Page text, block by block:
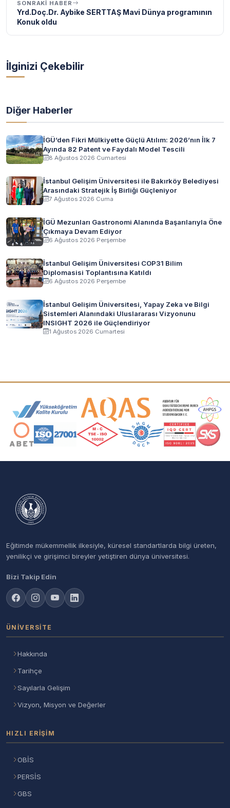
SONRAKI HABER
Yrd.Doç.Dr. Aybike SERTTAŞ Mavi Dünya programının
Konuk oldu
İlginizi Çekebilir
Diğer Haberler
İGÜ’den Fikri Mülkiyette Güçlü Atılım: 2026’nın İlk 7
Ayında 82 Patent ve Faydalı Model Tescili
8 Ağustos 2026 Cumartesi
İstanbul Gelişim Üniversitesi ile Bakırköy Belediyesi
Arasındaki Stratejik İş Birliği Güçleniyor
7 Ağustos 2026 Cuma
İGÜ Mezunları Gastronomi Alanında Başarılarıyla Öne
Çıkmaya Devam Ediyor
6 Ağustos 2026 Perşembe
İstanbul Gelişim Üniversitesi COP31 Bilim
Diplomasisi Toplantısına Katıldı
6 Ağustos 2026 Perşembe
İstanbul Gelişim Üniversitesi, Yapay Zeka ve Bilgi
Sistemleri Alanındaki Uluslararası Vizyonunu
INSIGHT 2026 ile Güçlendiriyor
1 Ağustos 2026 Cumartesi
Akreditasyon ve Üyelik Logoları
Eğitimde mükemmellik ilkesiyle, küresel standartlarda bilgi üreten,
yenilikçi ve girişimci bireyler yetiştiren dünya üniversitesi.
Bizi Takip Edin
ÜNIVERSITE
Hakkında
Tarihçe
Sayılarla Gelişim
Vizyon, Misyon ve Değerler
HIZLI ERIŞIM
OBİS
PERSİS
GBS